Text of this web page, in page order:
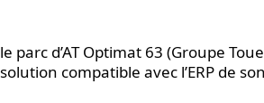
d’AT Optimat 63 (Groupe
compatible avec l’ERP de